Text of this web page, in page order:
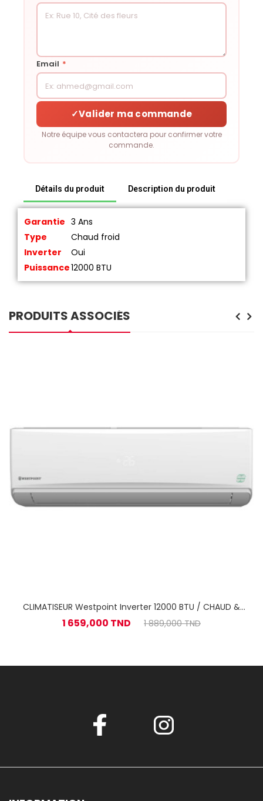
Email *
✓Valider ma commande
Notre équipe vous contactera pour confirmer votre
commande.
Détails du produit Description du produit
Garantie 3 Ans
Type
Chaud froid
Inverter
Oui
Puissance12000 BTU
PRODUITS ASSOCIÉS
CLIMATISEUR Westpoint Inverter 12000 BTU / CHAUD &
FROID
1 659,000 TND 1 889,000 TND